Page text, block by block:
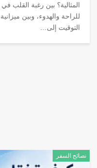
المثالية؟ بين رغبة القلب
للراحة والهدوء، وبين
التوقيت إلى
نصائح السفر